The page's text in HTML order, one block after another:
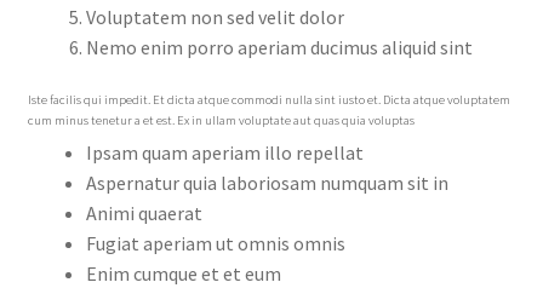
Voluptatem non sed velit dolor
Nemo enim porro aperiam ducimus aliquid sint
Iste facilis qui impedit. Et dicta atque commodi nulla sint iusto et. Dicta atque voluptatem
cum minus tenetur a et est. Ex in ullam voluptate aut quas quia voluptas
Ipsam quam aperiam illo repellat
Aspernatur quia laboriosam numquam sit in
Animi quaerat
Fugiat aperiam ut omnis omnis
Enim cumque et et eum